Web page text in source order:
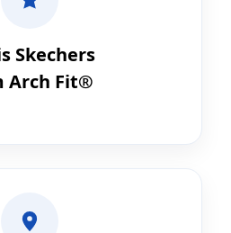
Skechers
Arch Fit®